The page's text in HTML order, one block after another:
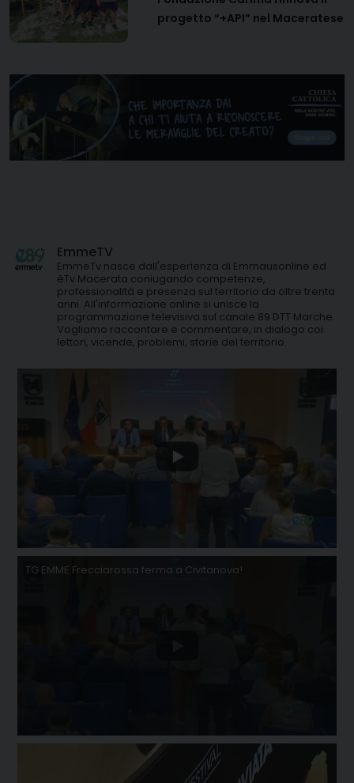
progetto “+API” nel Maceratese
EmmeTV
EmmeTv nasce dall'esperienza di Emmausonline ed
èTv Macerata coniugando competenze,
professionalità e presenza sul territorio da oltre trenta
anni. All'informazione online si unisce la
programmazione televisiva sul canale 89 DTT Marche.
Vogliamo raccontare e commentare, in dialogo coi
lettori, vicende, problemi, storie del territorio.
TG EMME.Frecciarossa ferma a Civitanova!